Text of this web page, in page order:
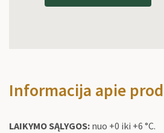
Informacija apie
LAIKYMO SĄLYGOS: nuo +0 iki +6 °C.